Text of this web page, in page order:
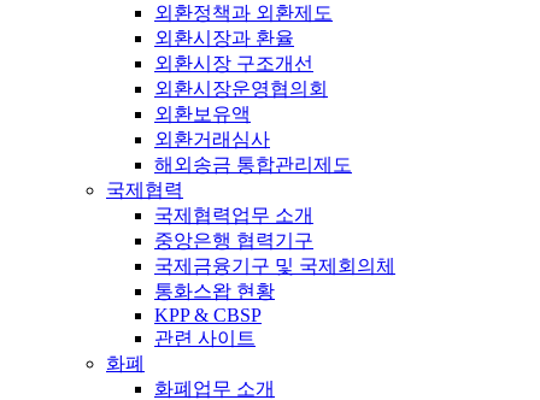
외환정책과 외환제도
외환시장과 환율
외환시장 구조개선
외환시장운영협의회
외환보유액
외환거래심사
해외송금 통합관리제도
국제협력
국제협력업무 소개
중앙은행 협력기구
국제금융기구 및 국제회의체
통화스왑 현황
KPP & CBSP
관련 사이트
화폐
화폐업무 소개